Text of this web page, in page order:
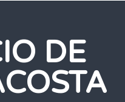
DE